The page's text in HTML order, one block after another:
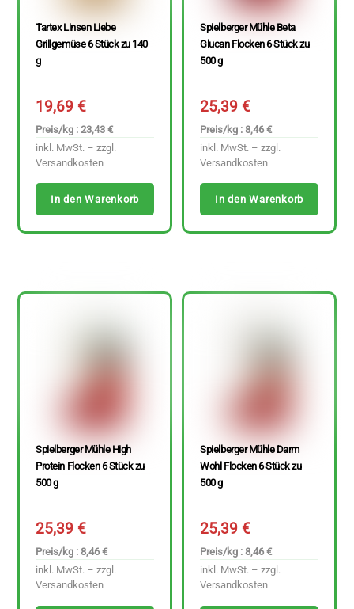
Tartex Linsen Liebe
Grillgemüse 6 Stück zu 140
g
19,69€
Preis/kg : 23,43 €
inkl. MwSt. – zzgl.
Versandkosten
In den Warenkorb
Spielberger Mühle Beta
Glucan Flocken 6 Stück zu
500 g
25,39€
Preis/kg : 8,46 €
inkl. MwSt. – zzgl.
Versandkosten
In den Warenkorb
Spielberger Mühle High
Protein Flocken 6 Stück zu
500 g
25,39€
Preis/kg : 8,46 €
inkl. MwSt. – zzgl.
Versandkosten
Spielberger Mühle Darm
Wohl Flocken 6 Stück zu
500 g
25,39€
Preis/kg : 8,46 €
inkl. MwSt. – zzgl.
Versandkosten